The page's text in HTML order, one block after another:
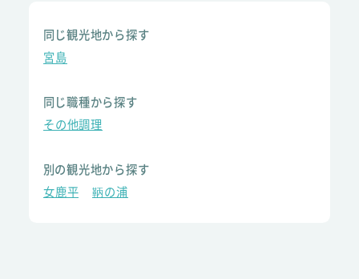
同じ観光地から探す
宮島
同じ職種から探す
その他調理
別の観光地から探す
女鹿平
鞆の浦